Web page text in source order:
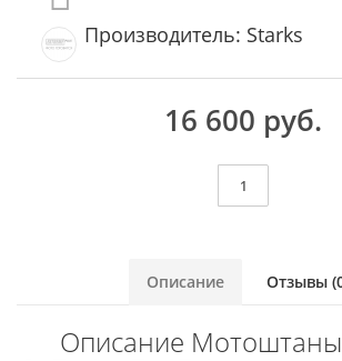
Производитель: Starks
16 600 руб.
Описание Отзывы
Описание Мотоштаны